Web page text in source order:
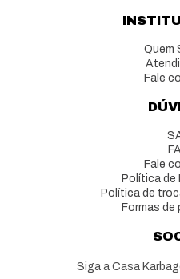
Quem
Fale
Fale
Política de
Política de
Formas
Siga a Casa